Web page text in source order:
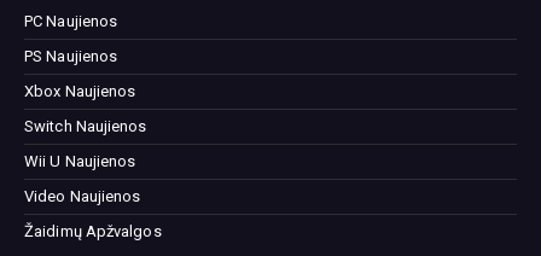
PC Naujienos
PS Naujienos
Xbox Naujienos
Switch Naujienos
Wii U Naujienos
Video Naujienos
Žaidimų Apžvalgos